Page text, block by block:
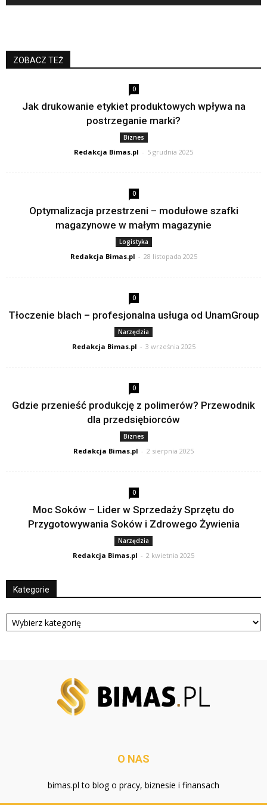
ZOBACZ TEŻ
0
Jak drukowanie etykiet produktowych wpływa na
postrzeganie marki?
Biznes
Redakcja Bimas.pl - 5 grudnia 2025
0
Optymalizacja przestrzeni – modułowe szafki
magazynowe w małym magazynie
Logistyka
Redakcja Bimas.pl - 28 listopada 2025
0
Tłoczenie blach – profesjonalna usługa od UnamGroup
Narzędzia
Redakcja Bimas.pl - 3 września 2025
0
Gdzie przenieść produkcję z polimerów? Przewodnik
dla przedsiębiorców
Biznes
Redakcja Bimas.pl - 2 sierpnia 2025
0
Moc Soków – Lider w Sprzedaży Sprzętu do
Przygotowywania Soków i Zdrowego Żywienia
Narzędzia
Redakcja Bimas.pl - 2 kwietnia 2025
Kategorie
Kategorie
O NAS
bimas.pl to blog o pracy, biznesie i finansach